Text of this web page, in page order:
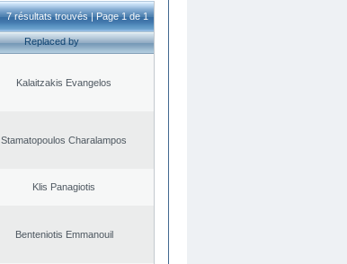
7 résultats trouvés | Page 1 de 1
Replaced by
Kalaitzakis Evangelos
Stamatopoulos Charalampos
Klis Panagiotis
Benteniotis Emmanouil